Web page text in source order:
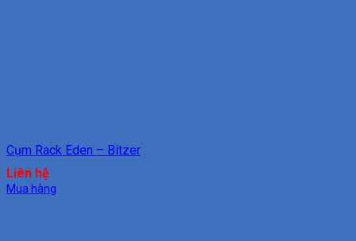
Cụm Rack Eden – Bitzer
Liên hệ
Mua hàng